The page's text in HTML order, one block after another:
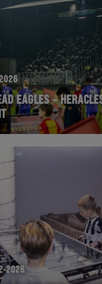
EAGLES –
2026